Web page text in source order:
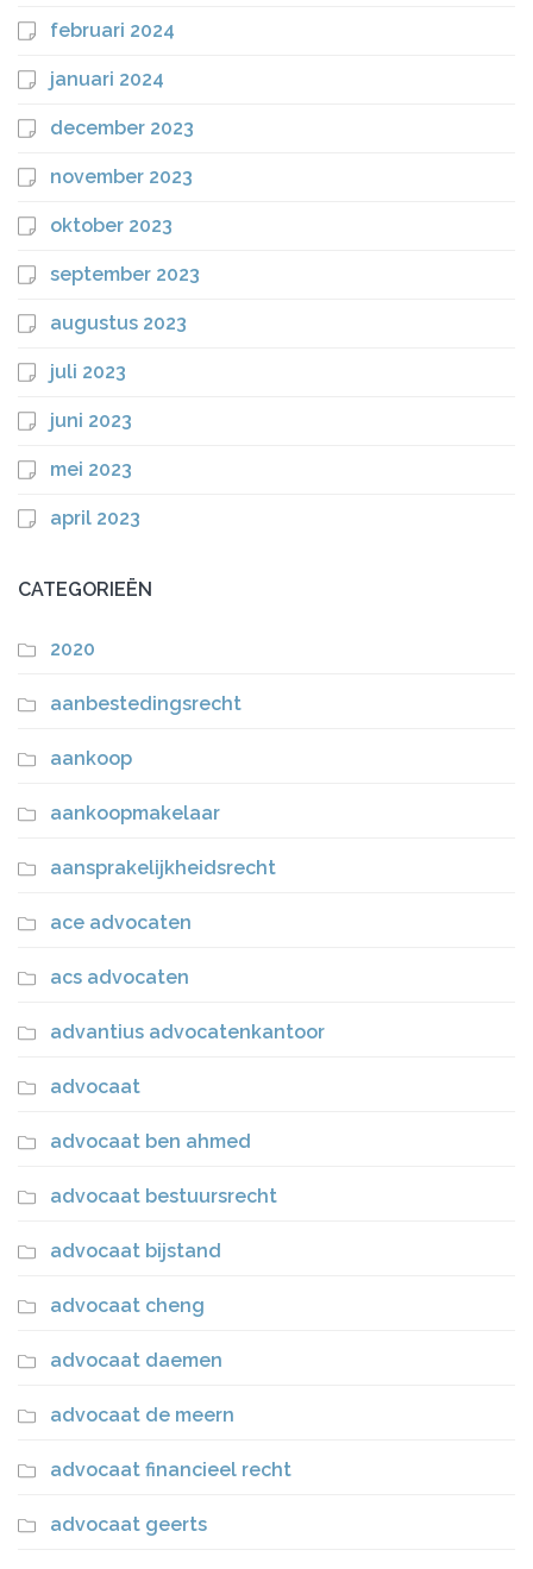
februari 2024
januari 2024
december 2023
november 2023
oktober 2023
september 2023
augustus 2023
juli 2023
juni 2023
mei 2023
april 2023
CATEGORIEËN
2020
aanbestedingsrecht
aankoop
aankoopmakelaar
aansprakelijkheidsrecht
ace advocaten
acs advocaten
advantius advocatenkantoor
advocaat
advocaat ben ahmed
advocaat bestuursrecht
advocaat bijstand
advocaat cheng
advocaat daemen
advocaat de meern
advocaat financieel recht
advocaat geerts